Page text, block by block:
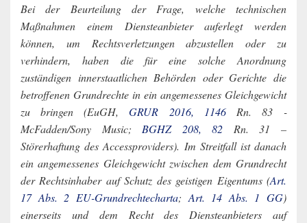
Bei der Beurteilung der Frage, welche technischen
Maßnahmen einem Diensteanbieter auferlegt werden
können, um Rechtsverletzungen abzustellen oder zu
verhindern, haben die für eine solche Anordnung
zuständigen innerstaatlichen Behörden oder Gerichte die
betroffenen Grundrechte in ein angemessenes Gleichgewicht
zu bringen (EuGH,GRUR 2016, 1146Rn. 83 ­
McFadden/Sony Music; BGHZ 208, 82 Rn. 31 –
Störerhaftung des Accessproviders). Im Streitfall ist danach
ein angemessenes Gleichgewicht zwischen dem Grundrecht
der Rechtsinhaber auf Schutz des geistigen Eigentums (Art.
17 Abs. 2 EU-Grundrechtecharta; Art. 14 Abs. 1 GG)
einerseits und dem Recht des Diensteanbieters auf